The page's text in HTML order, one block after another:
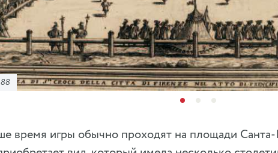
время игры обычно проходят на площади